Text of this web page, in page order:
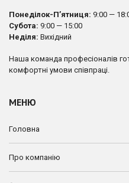
Понеділок-П’ятниця: 9:00 —
Субота: 9:00 — 15:00
Неділя: Вихідний
Наша команда професіоналів
комфортні умови співпраці.
МЕНЮ
Головна
Про компанію